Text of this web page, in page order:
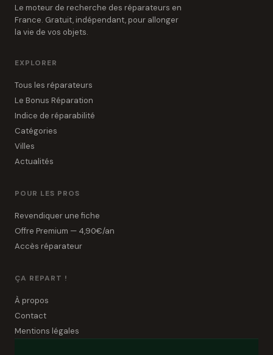
Le moteur de recherche des réparateurs en
France. Gratuit, indépendant, pour allonger
la vie de vos objets.
EXPLORER
Tous les réparateurs
Le Bonus Réparation
Indice de réparabilité
Catégories
Villes
Actualités
POUR LES PROS
Revendiquer une fiche
Offre Premium — 4,90€/an
Accès réparateur
ÇA REPART !
À propos
Contact
Mentions légales